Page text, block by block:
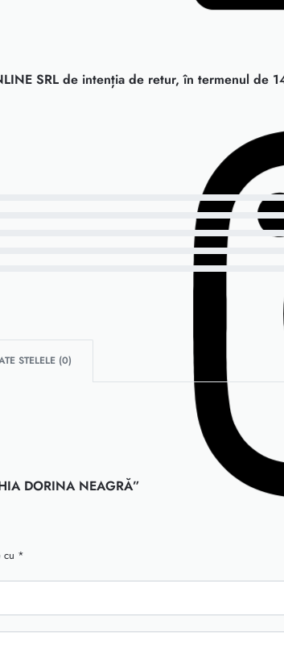
SRL de intenția de retur, în termenul de
STELELE (0)
DORINA NEAGRĂ”
cu *